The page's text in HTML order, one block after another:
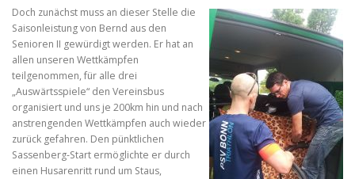
Doch zunächst muss an dieser Stelle die
Saisonleistung von Bernd aus den
Senioren II gewürdigt werden. Er hat an
allen unseren Wettkämpfen
teilgenommen, für alle drei
„Auswärtsspiele“ den Vereinsbus
organisiert und uns je 200km hin und nach
anstrengenden Wettkämpfen auch wieder
zurück gefahren. Den pünktlichen
Sassenberg-Start ermöglichte er durch
einen Husarenritt rund um Staus,